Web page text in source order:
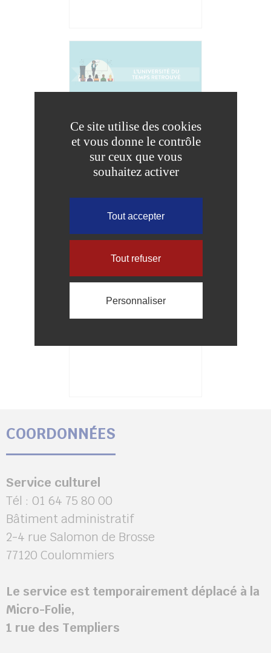
PARTICIPEZ À
L’UNIVERSITÉ DU TEMPS
RETROUVÉ DE
COULOMMIERS
BÉNÉFICIEZ DU PASS
COORDONNÉES
Service culturel
Tél : 01 64 75 80 00
Bâtiment administratif
2-4 rue Salomon de Brosse
77120 Coulommiers
Le service est temporairement déplacé à la
Micro-Folie,
1 rue des Templiers
Ce site utilise des cookies
et vous donne le contrôle
sur ceux que vous
souhaitez activer
Tout accepter
Tout refuser
Personnaliser